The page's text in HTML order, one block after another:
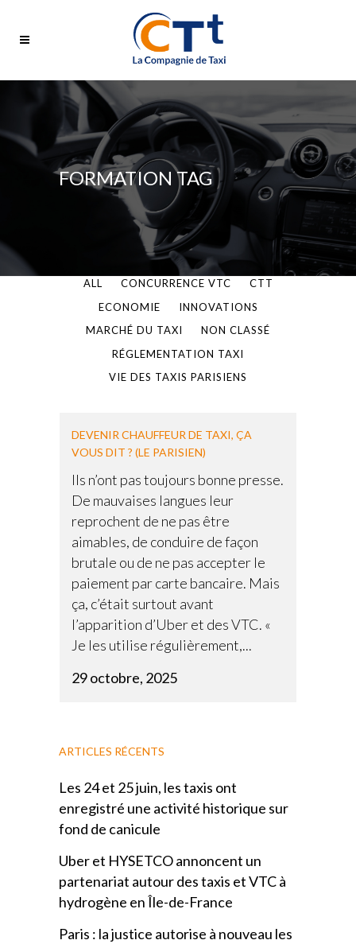
FORMATION TAG
ALL CONCURRENCE VTC
CTT
ECONOMIE
INNOVATIONS
MARCHÉ DU TAXI
NON CLASSÉ
RÉGLEMENTATION TAXI
VIE DES TAXIS PARISIENS
DEVENIR CHAUFFEUR DE TAXI, ÇA
VOUS DIT ? (LE PARISIEN)
Ils n’ont pas toujours bonne presse.
De mauvaises langues leur
reprochent de ne pas être
aimables, de conduire de façon
brutale ou de ne pas accepter le
paiement par carte bancaire. Mais
ça, c’était surtout avant
l’apparition d’Uber et des VTC. «
Je les utilise régulièrement,...
29 octobre, 2025
ARTICLES RÉCENTS
Les 24 et 25 juin, les taxis ont
enregistré une activité historique sur
fond de canicule
Uber et HYSETCO annoncent un
partenariat autour des taxis et VTC à
hydrogène en Île-de-France
Paris : la justice autorise à nouveau les